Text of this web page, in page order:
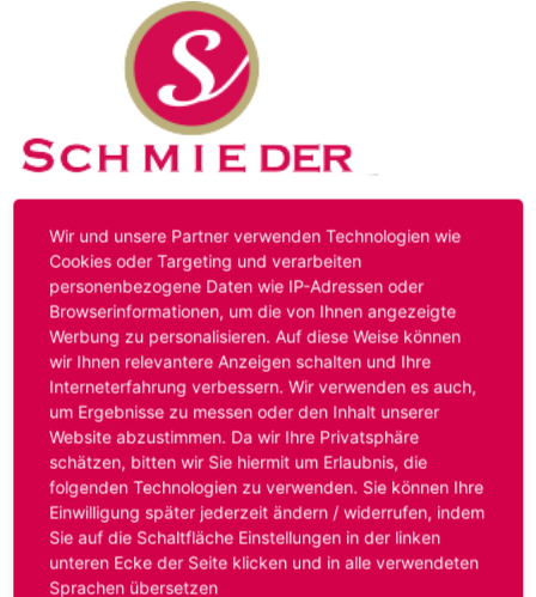
Kontakt Impressum Datenschutz
Hinweis:Das von ihnen aufgerufene Stellenangebot ist
bereits ausgelaufen. Alternative Stellenanzeigen finden
Sie unter:
www.schmieder-personal.de/stellenangebote
Oder Sie bewerben sich
initiativund wir suchen für Sie
passende Stellenangebote.
Anmelden
Wir und unsere Partner verwenden Technologien wie
Cookies oder Targeting und verarbeiten
personenbezogene Daten wie IP-Adressen oder
Browserinformationen, um die von Ihnen angezeigte
Werbung zu personalisieren. Auf diese Weise können
wir Ihnen relevantere Anzeigen schalten und Ihre
Interneterfahrung verbessern. Wir verwenden es auch,
um Ergebnisse zu messen oder den Inhalt unserer
Website abzustimmen. Da wir Ihre Privatsphäre
schätzen, bitten wir Sie hiermit um Erlaubnis, die
folgenden Technologien zu verwenden. Sie können Ihre
Einwilligung später jederzeit ändern / widerrufen, indem
Sie auf die Schaltfläche Einstellungen in der linken
unteren Ecke der Seite klicken und in alle verwendeten
Sprachen übersetzen